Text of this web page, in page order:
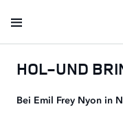
HOL-UND
Bei Emil Frey Nyon in